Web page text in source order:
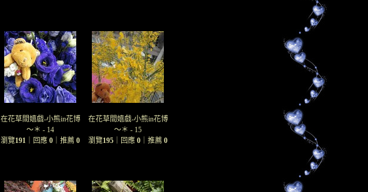
在花草間嬉戲-小熊in花博
～＊ - 14
瀏覽191 ｜回應 0 ｜推薦 0
在花草間嬉戲-小熊in花博
～＊ - 15
瀏覽195 ｜回應 0 ｜推薦 0